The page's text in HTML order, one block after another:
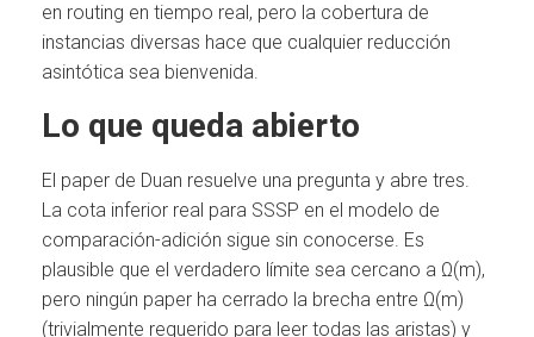
en routing en tiempo real, pero la cobertura de
instancias diversas hace que cualquier reducción
asintótica sea bienvenida.
Lo que queda abierto
El paper de Duan resuelve una pregunta y abre tres.
La cota inferior real para SSSP en el modelo de
comparación-adición sigue sin conocerse. Es
plausible que el verdadero límite sea cercano a Ω(m),
pero ningún paper ha cerrado la brecha entre Ω(m)
(trivialmente requerido para leer todas las aristas) y